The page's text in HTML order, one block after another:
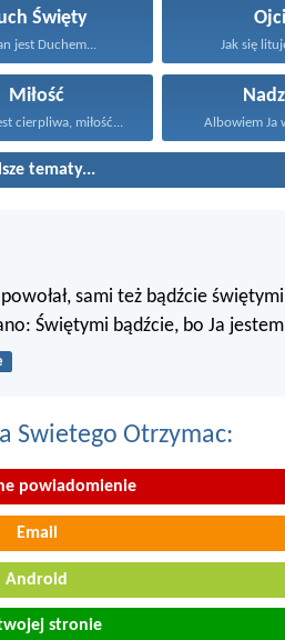
Święty
jest Duchem... Jak się
Miłość
cierpliwa, miłość... Albowiem Ja
tematy...
sami też bądźcie
Świętymi bądźcie, bo Ja
Swietego Otrzymac:
powiadomienie
Email
Android
stronie